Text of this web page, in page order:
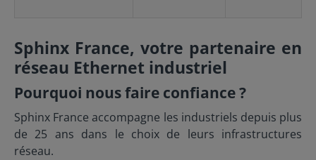
Sphinx France, votre partenaire en
réseau Ethernet industriel
Pourquoi nous faire confiance ?
Sphinx France accompagne les industriels depuis plus
de 25 ans dans le choix de leurs infrastructures
réseau.